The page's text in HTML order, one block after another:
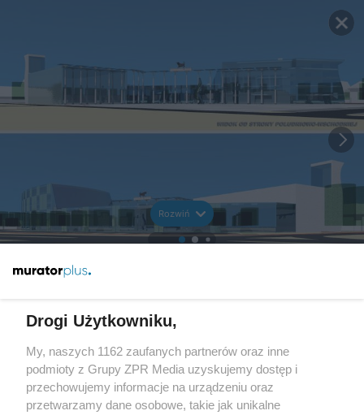
Rozwiń
Drogi Użytkowniku,
My, naszych 1162 zaufanych partnerów oraz inne
podmioty z Grupy ZPR Media uzyskujemy dostęp i
przechowujemy informacje na urządzeniu oraz
przetwarzamy dane osobowe, takie jak unikalne